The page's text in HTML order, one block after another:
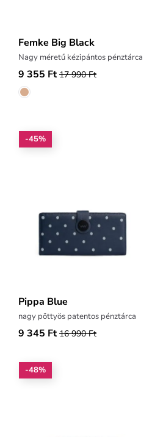
Femke Big Black
Nagy méretű kézipántos pénztárca
9 355 Ft 17 990 Ft
-45%
Pippa Blue
nagy pöttyös patentos pénztárca
9 345 Ft 16 990 Ft
-48%